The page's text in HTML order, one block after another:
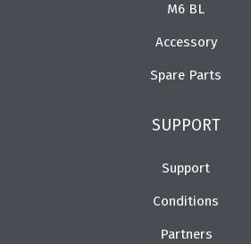
M6 BL
Accessory
Spare Parts
SUPPORT
Support
Conditions
Partners